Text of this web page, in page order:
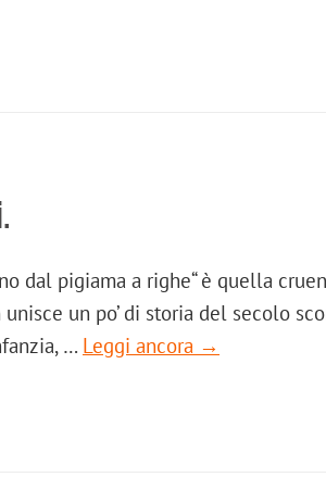
dal pigiama a righe“ è quella
un po’ di storia del secolo
… Leggi ancora →